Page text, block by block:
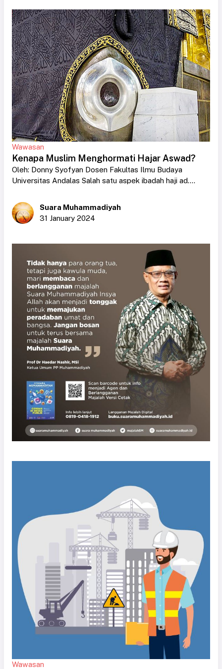
Wawasan
Kenapa Muslim Menghormati Hajar Aswad?
Oleh: Donny Syofyan Dosen Fakultas Ilmu Budaya
Universitas Andalas Salah satu aspek ibadah haji ad....
Suara Muhammadiyah
31 January 2024
Wawasan